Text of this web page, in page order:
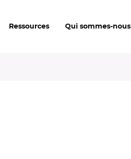
Ressources Qui sommes-nous